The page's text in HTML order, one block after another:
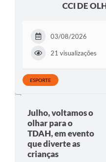
CCI DE
03/08/2026
21 visualizações
ESPORTE
Julho, voltamos o
olhar para o
TDAH, em evento
que diverte as
crianças